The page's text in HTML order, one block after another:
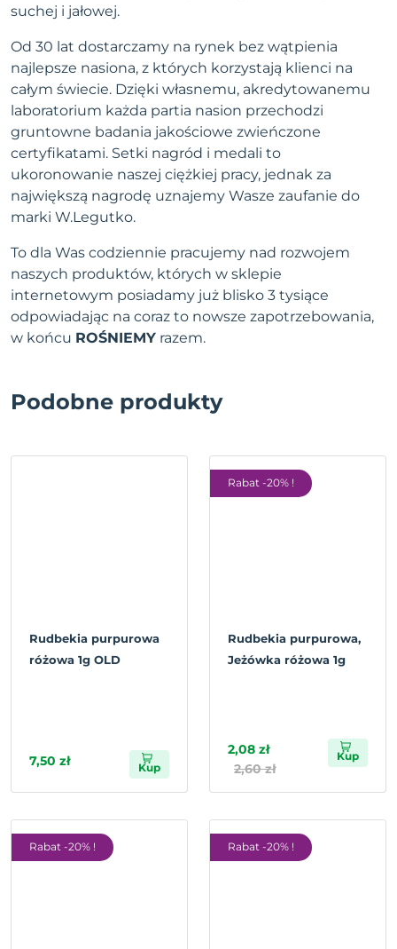
suchej i jałowej.
Od 30 lat dostarczamy na rynek bez wątpienia
najlepsze nasiona, z których korzystają klienci na
całym świecie. Dzięki własnemu, akredytowanemu
laboratorium każda partia nasion przechodzi
gruntowne badania jakościowe zwieńczone
certyfikatami. Setki nagród i medali to
ukoronowanie naszej ciężkiej pracy, jednak za
największą nagrodę uznajemy Wasze zaufanie do
marki W.Legutko.
To dla Was codziennie pracujemy nad rozwojem
naszych produktów, których w sklepie
internetowym posiadamy już blisko 3 tysiące
odpowiadając na coraz to nowsze zapotrzebowania,
w końcu ROŚNIEMY razem.
Podobne produkty
Rudbekia purpurowa
różowa 1g OLD
7,50 zł Kup
Rabat -20% !
Rudbekia purpurowa,
Jeżówka różowa 1g
2,08 zł
2,60 zł
Kup
Rabat -20% ! Rabat -20% !